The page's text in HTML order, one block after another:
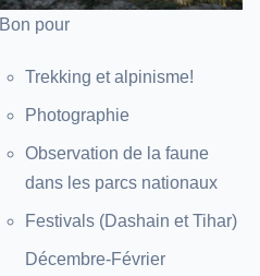
Bon pour
Trekking et alpinisme!
Photographie
Observation de la faune
dans les parcs nationaux
Festivals (Dashain et Tihar)
Décembre-Février